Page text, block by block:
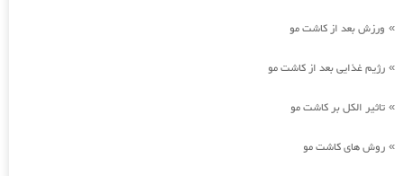
» ورزش بعد از کاشت مو
» رژیم غذایی بعد از کاشت مو
» تاثیر الکل بر کاشت مو
» روش های کاشت مو